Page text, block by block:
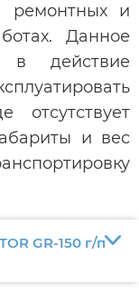
ремонтных и
Данное
в действие
отсутствует
и вес
GR-150 г/п